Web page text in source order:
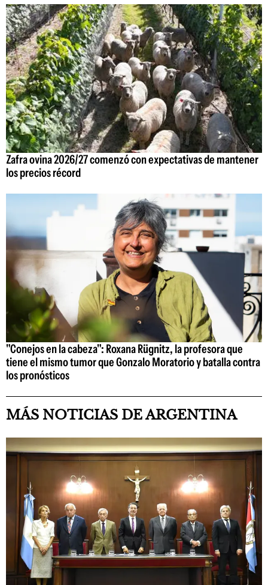
Zafra ovina 2026/27 comenzó con expectativas de mantener
los precios récord
"Conejos en la cabeza": Roxana Rügnitz, la profesora que
tiene el mismo tumor que Gonzalo Moratorio y batalla contra
los pronósticos
MÁS NOTICIAS DE ARGENTINA